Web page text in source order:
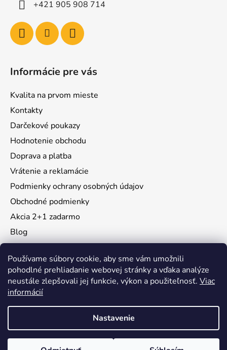
Používame súbory cookie, aby sme vám umožnili
pohodlné prehliadanie webovej stránky a vďaka analýze
neustále zlepšovali jej funkcie, výkon a použiteľnosť. Viac
informácií
Nastavenie
+421 905 908 714
Informácie pre vás
Kvalita na prvom mieste
Kontakty
Darčekové poukazy
Hodnotenie obchodu
Doprava a platba
Vrátenie a reklamácie
Podmienky ochrany osobných údajov
Obchodné podmienky
Akcia 2+1 zadarmo
Blog
Instagram
Vytvoril Shoptet